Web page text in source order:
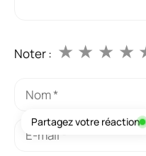
Noter : ★
★
★
★
Nom
Partagez votre réaction